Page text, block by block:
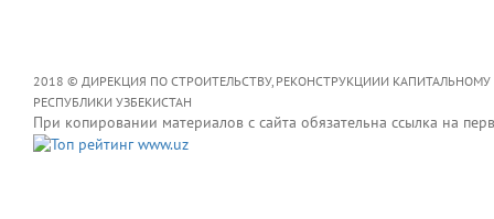
2018 © ДИРЕКЦИЯ ПО СТРОИТЕЛЬСТВУ, РЕКОНСТРУКЦИИИ
РЕСПУБЛИКИ УЗБЕКИСТАН
При копировании материалов с сайта обязательна ссылка на